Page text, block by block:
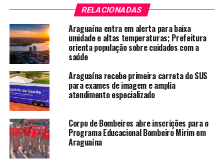
RELACIONADAS
Araguaína entra em alerta para baixa
umidade e altas temperaturas; Prefeitura
orienta população sobre cuidados com a
saúde
Araguaína recebe primeira carreta do SUS
para exames de imagem e amplia
atendimento especializado
Corpo de Bombeiros abre inscrições para o
Programa Educacional Bombeiro Mirim em
Araguaína